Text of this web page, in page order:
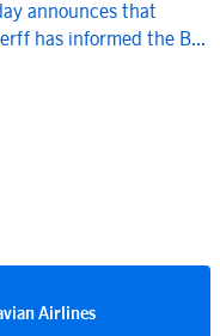
announces that
has informed the B...
Airlines